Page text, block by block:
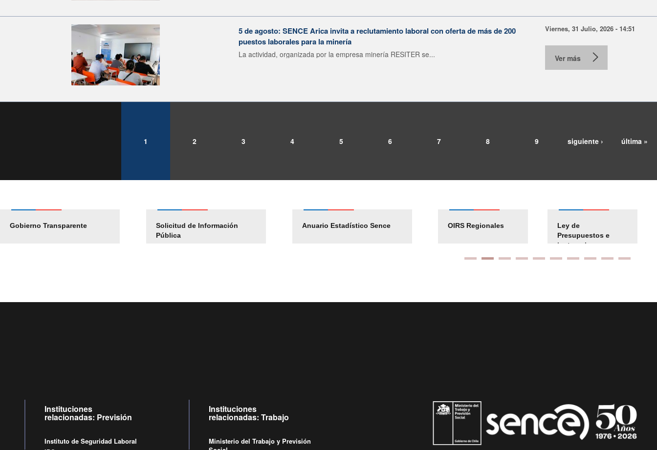
5 de agosto: SENCE Arica invita a reclutamiento laboral con oferta de más de 200
puestos laborales para la minería
La actividad, organizada por la empresa minería RESITER se...
Viernes, 31 Julio, 2026 - 14:51
Ver más
1 2 3 4 5 6 7 8 9 siguiente › última »
Gobierno Transparente
Solicitud de Información
Pública
Anuario Estadístico Sence
Pago Proveedores
Empleos Públicos
Solicitud Audiencias
OIRS Regionales
Ley de
Presupuestos e
instrucciones
Instituciones
relacionadas: Previsión
Instituto de Seguridad Laboral
Instituciones
relacionadas: Trabajo
Ministerio del Trabajo y Previsión